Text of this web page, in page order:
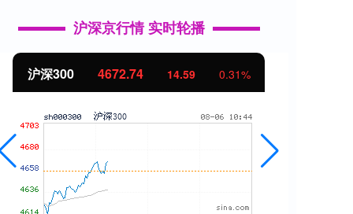
沪深京行情 实时轮播
14.59 0.31% 北证50